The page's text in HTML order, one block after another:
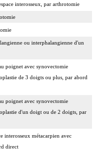
interosseux, par arthrotomie
ou interphalangienne d'un
poignet avec synovectomie
de 3 doigts ou plus, par abord
poignet avec synovectomie
d'un doigt ou de 2 doigts, par
interosseux métacarpien avec
direct